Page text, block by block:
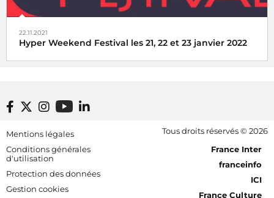
22.11.2021
Hyper Weekend Festival les 21, 22 et 23 janvier 2022
Radio France vous a donné rendez-vous pour la
de l’Hyper Weekend Festival, du 21 au 23 Janvier 2022 à la
Footer bottom
Mentions légales
Conditions générales
d'utilisation
Protection des données
Gestion cookies
Tous droits réservés © 2026
[RDF] Pied de page - Mobile
France Inter
franceinfo
ICI
France Culture